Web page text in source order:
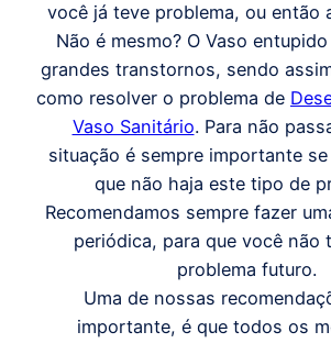
você já teve problema, ou então
Não é mesmo? O Vaso
grandes transtornos, sendo
como resolver o problema de
Vaso Sanitário. Para não
situação é sempre importante
que não haja este tipo de
Recomendamos sempre fazer
periódica, para que você não
problema futuro.
Uma de nossas
importante, é que todos os